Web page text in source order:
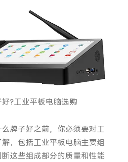
?工业平板电脑选购
牌子好之前，你必须要对工
，包括工业平板电脑主要组
这些组成部分的质量和性能